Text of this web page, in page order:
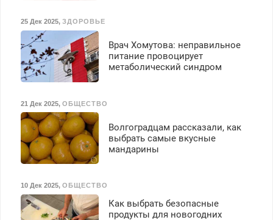
25 Дек 2025, ЗДОРОВЬЕ
Врач Хомутова: неправильное
питание провоцирует
метаболический синдром
21 Дек 2025, ОБЩЕСТВО
Волгоградцам рассказали, как
выбрать самые вкусные
мандарины
10 Дек 2025, ОБЩЕСТВО
Как выбрать безопасные
продукты для новогодних